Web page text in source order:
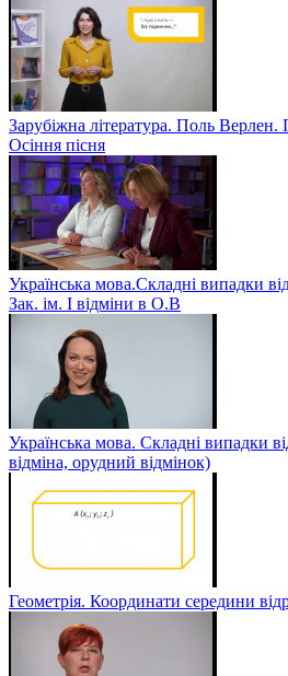
Зарубіжна література. Поль
Осіння пісня
Українська мова.Складні випадки
Зак. ім. І відміни в О.В
Українська мова. Складні випадки
відміна, орудний відмінок)
Геометрія. Координати середини